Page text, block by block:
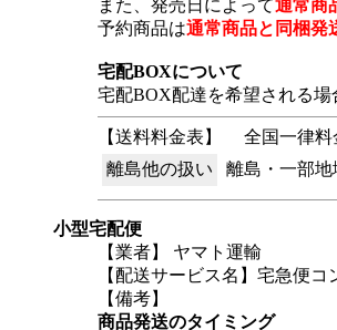
また、発売日によって通常商
予約商品は通常商品と同梱発
宅配BOXについて
宅配BOX配達を希望される場
【送料料金表】
全国一律料
離島他の扱い
離島・一部地
小型宅配便
【業者】 ヤマト運輸
【配送サービス名】宅急便コ
【備考】
商品発送のタイミング